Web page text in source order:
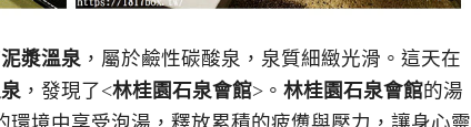
漿溫泉 ，屬於鹼性碳酸泉，泉質細緻光滑。這天在
，發現了<林桂園石泉會館>。 林桂園石泉會館的湯
境中享受泡湯，釋放累積的疲憊與壓力，讓身心靈